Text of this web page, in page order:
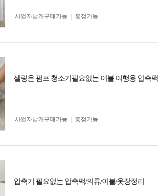
사업자 낱개구매가능 흥정가능
셀링온 펌프 청소기필요없는 이불 여행용 압축팩
사업자 낱개구매가능
흥정가능
압축기 필요없는 압축팩/의류/이불/옷장정리